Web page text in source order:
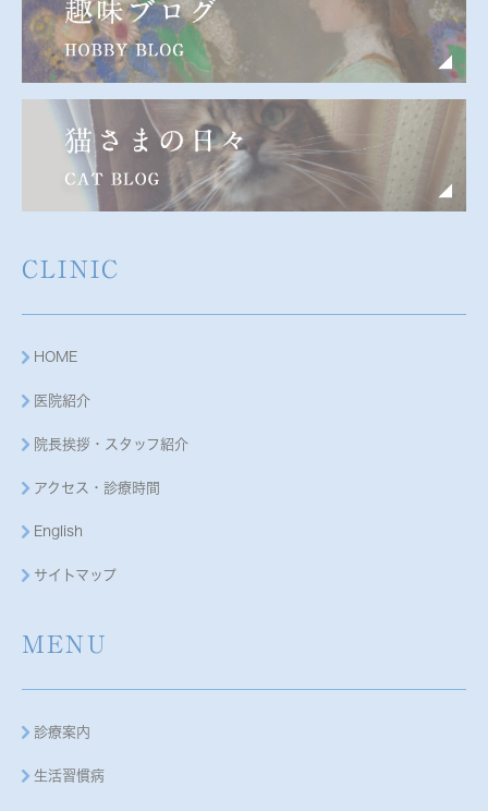
CLINIC
HOME
医院紹介
院長挨拶・スタッフ紹介
アクセス・診療時間
English
サイトマップ
MENU
診療案内
生活習慣病